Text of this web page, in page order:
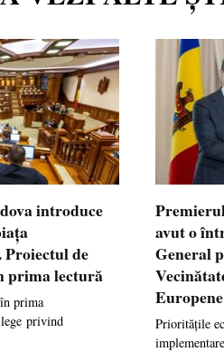
introduce
de
prima lectură
prima
privind
avut o
General
Europene
Prioritățile